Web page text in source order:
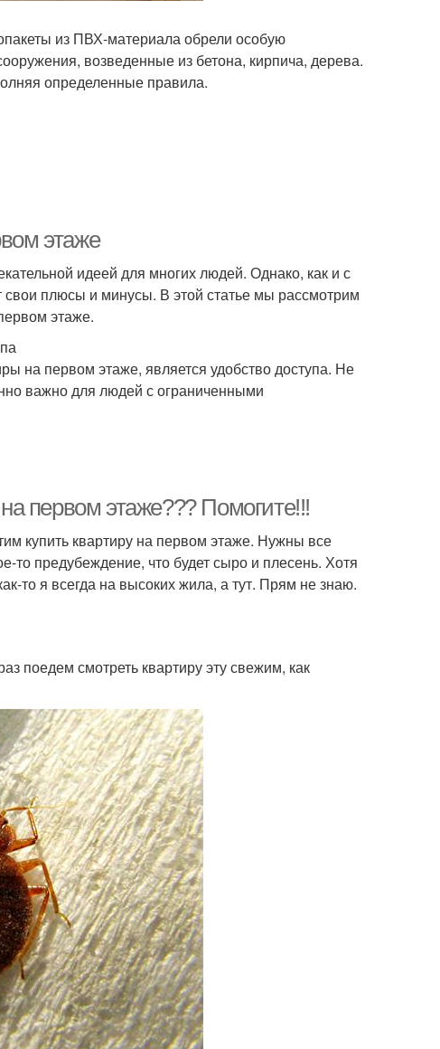
из ПВХ-материала обрели особую
возведенные из бетона, кирпича, дерева.
определенные правила.
этаже
идеей для многих людей. Однако, как и с
плюсы и минусы. В этой статье мы рассмотрим
этаже.
на первом этаже, является удобство доступа. Не
важно для людей с ограниченными
первом этаже??? Помогите!!!
купить квартиру на первом этаже. Нужны все
предубеждение, что будет сыро и плесень. Хотя
то я всегда на высоких жила, а тут. Прям не знаю.
поедем смотреть квартиру эту свежим, как